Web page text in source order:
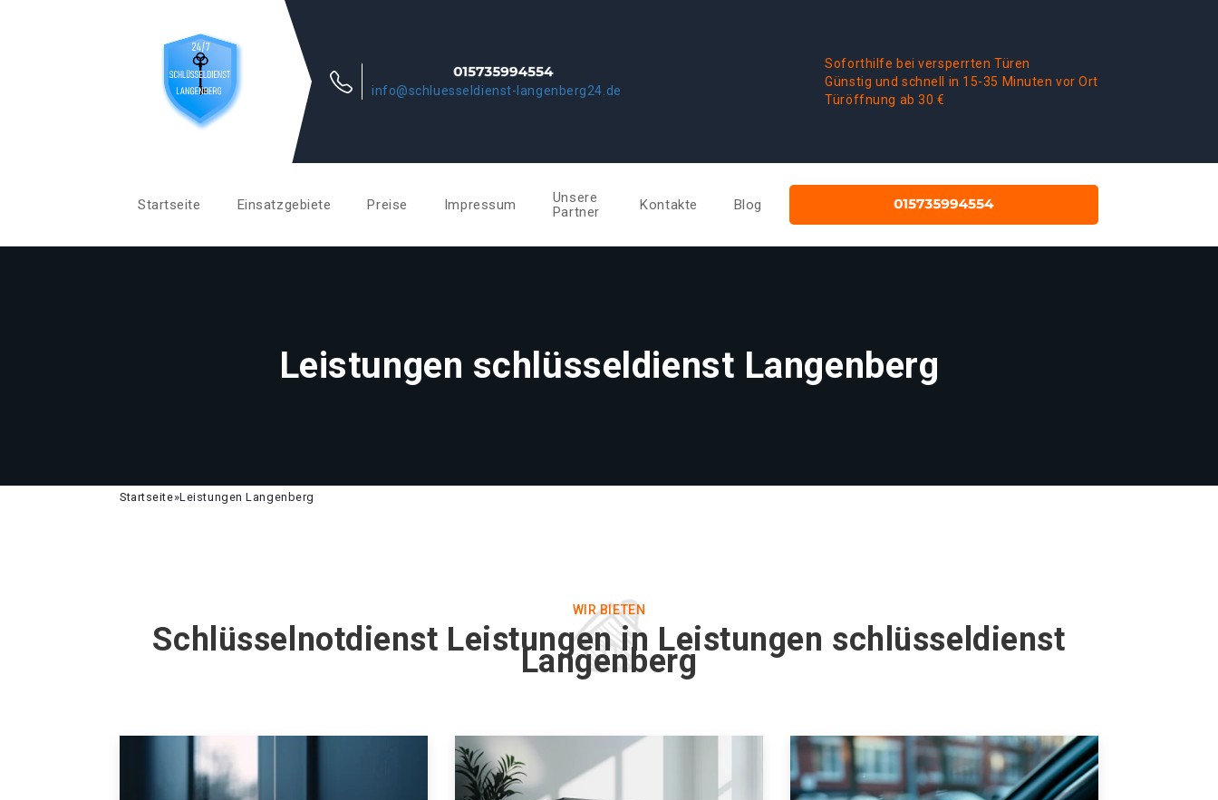
info@schluesseldienst-langenberg24.de
Soforthilfe bei versperrten Türen
Günstig und schnell in 15-35 Minuten vor Ort
Türöffnung ab 30 €
Startseite Einsatzgebiete Preise Impressum
Unsere
Partner
Kontakte Blog
Leistungen schlüsseldienst Langenberg
Startseite»Leistungen Langenberg
WIR BIETEN
Schlüsselnotdienst Leistungen in Leistungen schlüsseldienst
Langenberg